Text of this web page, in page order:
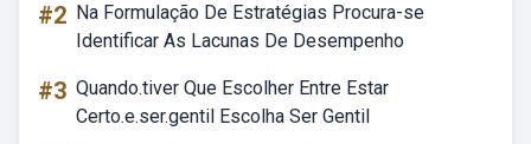
#2 Na Formulação De Estratégias Procura-se
Identificar As Lacunas De Desempenho
#3 Quando.tiver Que Escolher Entre Estar
Certo.e.ser.gentil Escolha Ser Gentil